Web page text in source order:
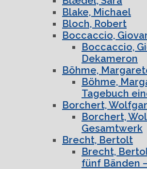
Blake, Michael
Bloch, Robert
Boccaccio,
Boccaccio,
Dekameron
Böhme,
Böhme,
Tagebuch
Borchert,
Borchert,
Gesamtwerk
Brecht, Bertolt
Brecht,
fünf Bänden